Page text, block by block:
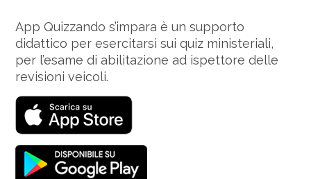
App Quizzando s’impara è un supporto
didattico per esercitarsi sui quiz ministeriali,
per l’esame di abilitazione ad ispettore delle
revisioni veicoli.